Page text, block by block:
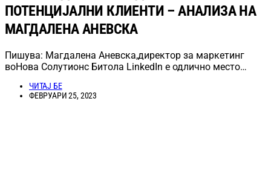
ПОТЕНЦИЈАЛНИ КЛИЕНТИ – АНАЛИЗА НА
МАГДАЛЕНА АНЕВСКА
Пишува: Магдалена Аневска,директор за маркетинг
воНова Солутионс Битола LinkedIn е одлично место…
ЧИТАЈ БЕ
ФЕВРУАРИ 25, 2023